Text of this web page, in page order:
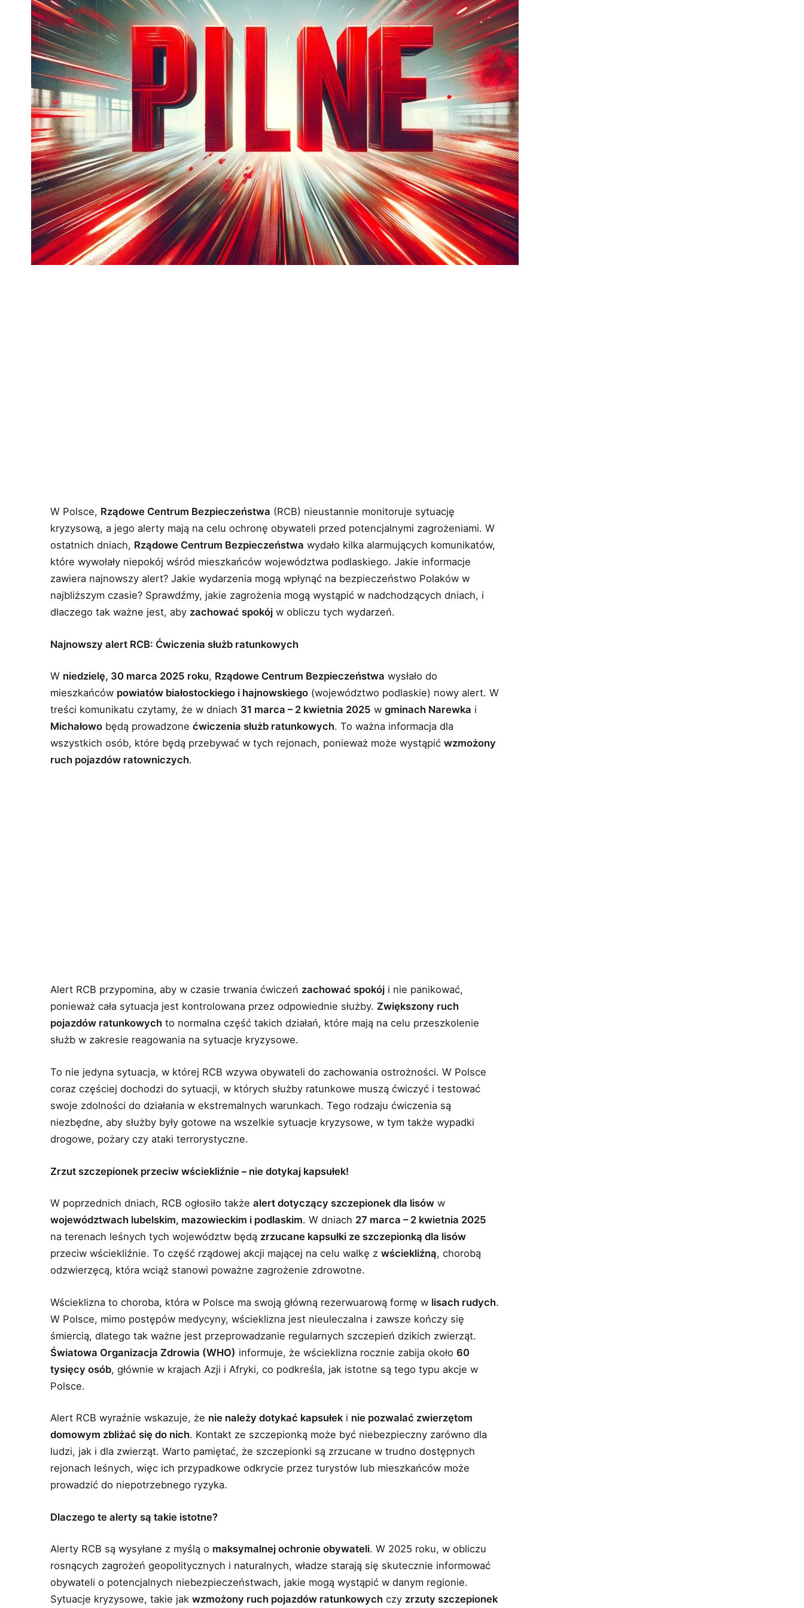
W Polsce, Rządowe Centrum Bezpieczeństwa (RCB) nieustannie monitoruje sytuację
kryzysową, a jego alerty mają na celu ochronę obywateli przed potencjalnymi zagrożeniami. W
ostatnich dniach, Rządowe Centrum Bezpieczeństwa wydało kilka alarmujących komunikatów,
które wywołały niepokój wśród mieszkańców województwa podlaskiego. Jakie informacje
zawiera najnowszy alert? Jakie wydarzenia mogą wpłynąć na bezpieczeństwo Polaków w
najbliższym czasie? Sprawdźmy, jakie zagrożenia mogą wystąpić w nadchodzących dniach, i
dlaczego tak ważne jest, aby zachować spokój w obliczu tych wydarzeń.
Najnowszy alert RCB: Ćwiczenia służb ratunkowych
W niedzielę, 30 marca 2025 roku, Rządowe Centrum Bezpieczeństwa wysłało do
mieszkańców powiatów białostockiego i hajnowskiego (województwo podlaskie) nowy alert. W
treści komunikatu czytamy, że w dniach 31 marca – 2 kwietnia 2025 wgminach Narewka i
Michałowo będą prowadzonećwiczenia służb ratunkowych. To ważna informacja dla
wszystkich osób, które będą przebywać w tych rejonach, ponieważ może wystąpićwzmożony
ruch pojazdów ratowniczych.
Alert RCB przypomina, aby w czasie trwania ćwiczeń zachować spokój i nie panikować,
ponieważ cała sytuacja jest kontrolowana przez odpowiednie służby. Zwiększony ruch
pojazdów ratunkowych to normalna część takich działań, które mają na celu przeszkolenie
służb w zakresie reagowania na sytuacje kryzysowe.
To nie jedyna sytuacja, w której RCB wzywa obywateli do zachowania ostrożności. W Polsce
coraz częściej dochodzi do sytuacji, w których służby ratunkowe muszą ćwiczyć i testować
swoje zdolności do działania w ekstremalnych warunkach. Tego rodzaju ćwiczenia są
niezbędne, aby służby były gotowe na wszelkie sytuacje kryzysowe, w tym także wypadki
drogowe, pożary czy ataki terrorystyczne.
Zrzut szczepionek przeciw wściekliźnie – nie dotykaj kapsułek!
W poprzednich dniach, RCB ogłosiło takżealert dotyczący szczepionek dla lisów w
województwach lubelskim, mazowieckim i podlaskim. W dniach 27 marca – 2 kwietnia 2025
na terenach leśnych tych województw będą zrzucane kapsułki ze szczepionką dla lisów
przeciw wściekliźnie. To część rządowej akcji mającej na celu walkę zwściekliźną, chorobą
odzwierzęcą, która wciąż stanowi poważne zagrożenie zdrowotne.
Wścieklizna to choroba, która w Polsce ma swoją główną rezerwuarową formę w lisach rudych.
W Polsce, mimo postępów medycyny, wścieklizna jest nieuleczalna i zawsze kończy się
śmiercią, dlatego tak ważne jest przeprowadzanie regularnych szczepień dzikich zwierząt.
Światowa Organizacja Zdrowia (WHO) informuje, że wścieklizna rocznie zabija około60
tysięcy osób, głównie w krajach Azji i Afryki, co podkreśla, jak istotne są tego typu akcje w
Polsce.
Alert RCB wyraźnie wskazuje, że nie należy dotykać kapsułek i nie pozwalać zwierzętom
domowym zbliżać się do nich. Kontakt ze szczepionką może być niebezpieczny zarówno dla
ludzi, jak i dla zwierząt. Warto pamiętać, że szczepionki są zrzucane w trudno dostępnych
rejonach leśnych, więc ich przypadkowe odkrycie przez turystów lub mieszkańców może
prowadzić do niepotrzebnego ryzyka.
Dlaczego te alerty są takie istotne?
Alerty RCB są wysyłane z myślą o maksymalnej ochronie obywateli. W 2025 roku, w obliczu
rosnących zagrożeń geopolitycznych i naturalnych, władze starają się skutecznie informować
obywateli o potencjalnych niebezpieczeństwach, jakie mogą wystąpić w danym regionie.
Sytuacje kryzysowe, takie jakwzmożony ruch pojazdów ratunkowych czy zrzuty szczepionek